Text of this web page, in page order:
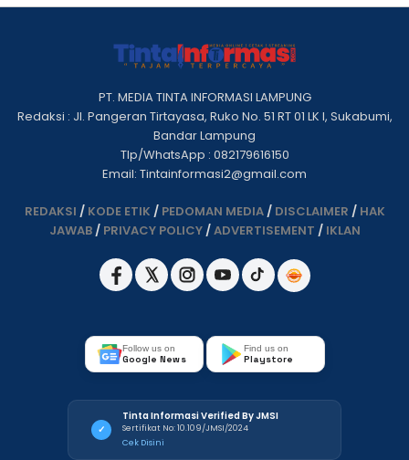
PT. MEDIA TINTA INFORMASI LAMPUNG
Redaksi : Jl. Pangeran Tirtayasa, Ruko No. 51 RT 01 LK I, Sukabumi,
Bandar Lampung
Tlp/WhatsApp : 082179616150
Email: Tintainformasi2@gmail.com
REDAKSI / KODE ETIK / PEDOMAN MEDIA/ DISCLAIMER / HAK
JAWAB/ PRIVACY POLICY/ADVERTISEMENT / IKLAN
Follow us on
Google News
Find us on
Playstore
✓
Tinta Informasi Verified By JMSI
Sertifikat No: 10.109/JMSI/2024
Cek Disini